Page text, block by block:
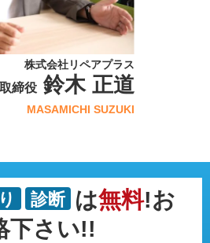
株式会社リペアプラス
締役鈴木 正道
MASAMICHI SUZUKI
診断 は無料!お
下さい!!